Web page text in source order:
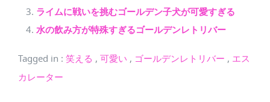
ライムに戦いを挑むゴールデン子犬が可愛すぎる
水の飲み方が特殊すぎるゴールデンレトリバー
Tagged in : 笑える , 可愛い , ゴールデンレトリバー , エス
カレーター